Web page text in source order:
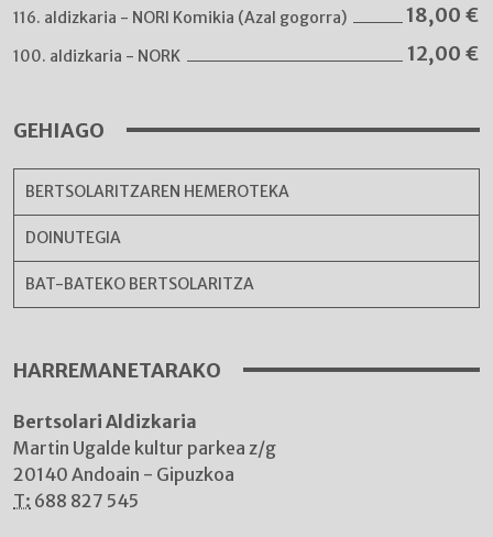
116. aldizkaria - NORI Komikia (Azal gogorra) 18,00 €
100. aldizkaria - NORK 12,00 €
GEHIAGO
BERTSOLARITZAREN HEMEROTEKA
DOINUTEGIA
BAT-BATEKO BERTSOLARITZA
HARREMANETARAKO
Bertsolari Aldizkaria
Martin Ugalde kultur parkea z/g
20140 Andoain - Gipuzkoa
T: 688 827 545